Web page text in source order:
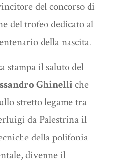
del concorso di
del trofeo dedicato al
della nascita.
stampa il saluto del
Ghinelliche
stretto legame tra
da Palestrina il
della polifonia
divenne il